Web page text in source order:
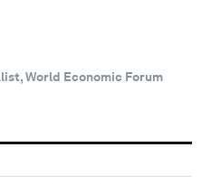
World Economic Forum